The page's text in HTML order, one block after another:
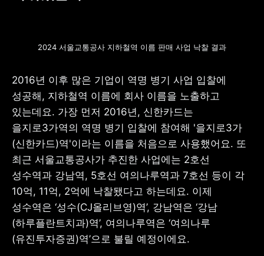
2024 서울교통공사 지하철역 이름 판매 사업 낙찰 결과
2016년 이후 많은 기업이 역명 병기 사업 입찰에
성공해, 지하철역 이름에 회사 이름을 노출하고
있는데요. 가장 먼저 2016년, 신한카드는
을지로3가역의 역명 병기 입찰에 참여해 '을지로3가
(신한카드)역'이라는 이름을 처음으로 사용했어요. 또
최근 서울교통공사가 추진한 사업에는 2호선
성수역과 강남역, 5호선 여의나루역과 7호선 등이 각
10억, 11억, 2억에 낙찰됐다고 하는데요. 이제
성수역은 ‘성수(CJ올리브영)역’, 강남역은 ‘강남
(하루플란트치과)역’, 여의나루역은 ‘여의나루
(유진투자증권)역’으로 불릴 예정이에요.